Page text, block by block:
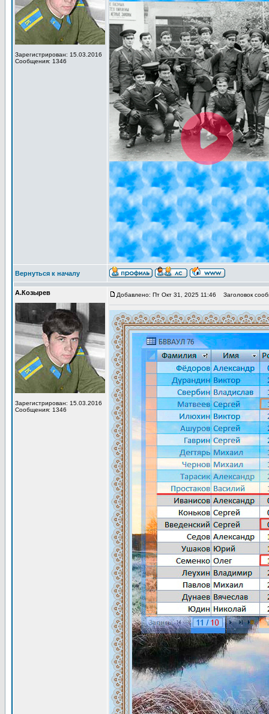
Зарегистрирован: 15.03.2016
Сообщения: 1346
Вернуться к началу
А.Козырев
Зарегистрирован: 15.03.2016
Сообщения: 1346
Добавлено: Пт Окт 31, 2025 11:46 Заголовок